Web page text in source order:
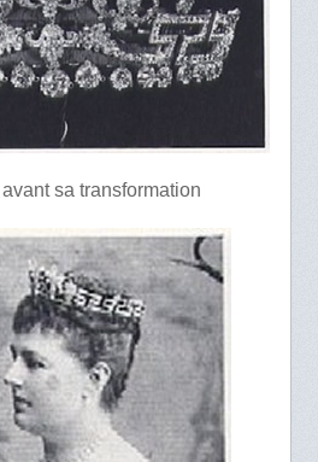
sa transformation